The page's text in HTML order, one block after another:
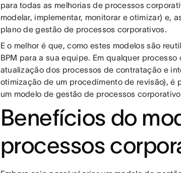
para todas as melhorias de processos
modelar, implementar, monitorar e otimizar) e,
plano de gestão de processos corporativos.
E o melhor é que, como estes modelos são
BPM para a sua equipe. Em qualquer
atualização dos processos de contratação e
otimização de um procedimento de revisão), é
um modelo de gestão de processos
Benefícios do
processos